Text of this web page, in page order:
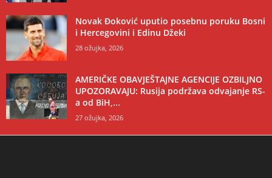
Novak Đoković uputio posebnu poruku Bosni
i Hercegovini i Edinu Džeki
28 ožujka, 2026
AMERIČKE OBAVJEŠTAJNE AGENCIJE OZBILJNO
UPOZORAVAJU: Rusija podržava odvajanje RS-
a od BiH,...
27 ožujka, 2026